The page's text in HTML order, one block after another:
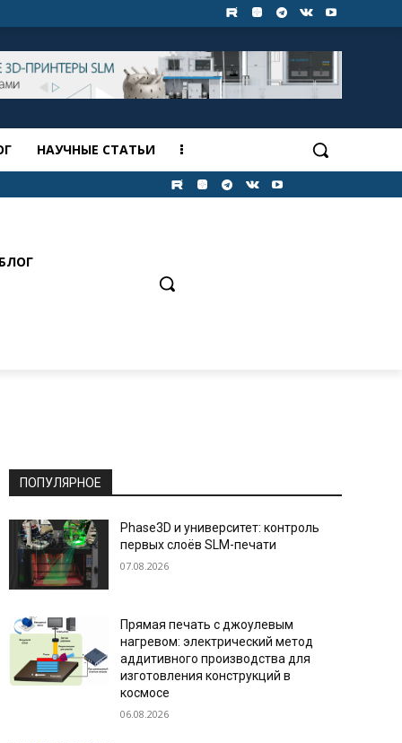
НАУЧНЫЕ СТАТЬИ
ПОПУЛЯРНОЕ
Phase3D и университет: контроль
первых слоёв SLM-печати
07.08.2026
Прямая печать с джоулевым
нагревом: электрический метод
аддитивного производства для
изготовления конструкций в
космосе
06.08.2026